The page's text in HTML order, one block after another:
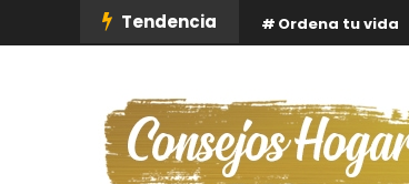
To
Tendencia Ordena tu vida